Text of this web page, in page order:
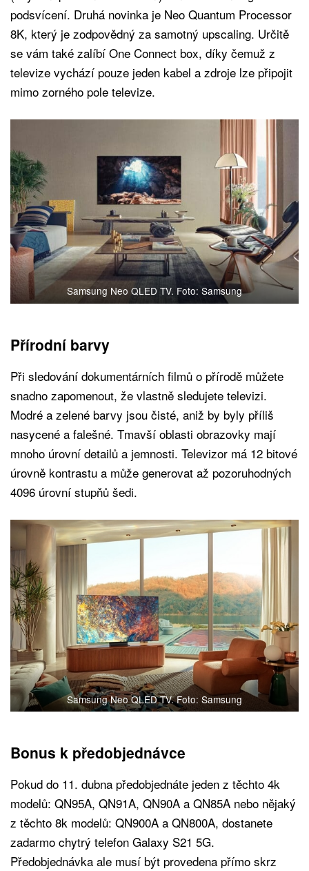
podsvícení. Druhá novinka je Neo Quantum Processor
8K, který je zodpovědný za samotný upscaling. Určitě
se vám také zalíbí One Connect box, díky čemuž z
televize vychází pouze jeden kabel a zdroje lze připojit
mimo zorného pole televize.
Samsung Neo QLED TV. Foto: Samsung
Přírodní barvy
Při sledování dokumentárních filmů o přírodě můžete
snadno zapomenout, že vlastně sledujete televizi.
Modré a zelené barvy jsou čisté, aniž by byly příliš
nasycené a falešné. Tmavší oblasti obrazovky mají
mnoho úrovní detailů a jemnosti. Televizor má 12 bitové
úrovně kontrastu a může generovat až pozoruhodných
4096 úrovní stupňů šedi.
Samsung Neo QLED TV. Foto: Samsung
Bonus k předobjednávce
Pokud do 11. dubna předobjednáte jeden z těchto 4k
modelů: QN95A, QN91A, QN90A a QN85A nebo nějaký
z těchto 8k modelů: QN900A a QN800A, dostanete
zadarmo chytrý telefon Galaxy S21 5G.
Předobjednávka ale musí být provedena přímo skrz